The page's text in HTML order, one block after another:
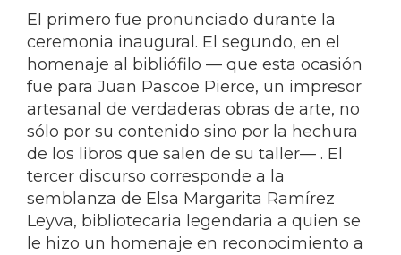
El primero fue pronunciado durante la
ceremonia inaugural. El segundo, en el
homenaje al bibliófilo — que esta ocasión
fue para Juan Pascoe Pierce, un impresor
artesanal de verdaderas obras de arte, no
sólo por su contenido sino por la hechura
de los libros que salen de su taller— . El
tercer discurso corresponde a la
semblanza de Elsa Margarita Ramírez
Leyva, bibliotecaria legendaria a quien se
le hizo un homenaje en reconocimiento a